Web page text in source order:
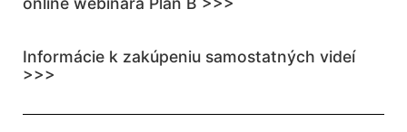
Informácie k zakúpeniu samostatných videí
>>>